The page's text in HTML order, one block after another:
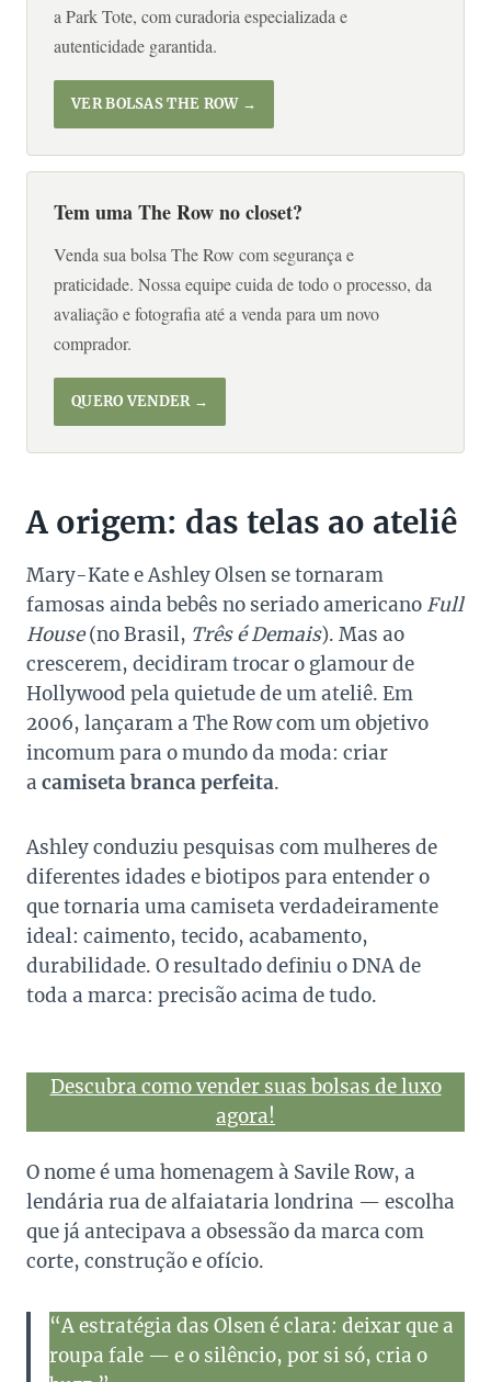
a Park Tote, com curadoria especializada e
autenticidade garantida.
VER BOLSAS THE ROW →
Tem uma The Row no closet?
Venda sua bolsa The Row com segurança e
praticidade. Nossa equipe cuida de todo o processo, da
avaliação e fotografia até a venda para um novo
comprador.
QUERO VENDER →
A origem: das telas ao ateliê
Mary-Kate e Ashley Olsen se tornaram
famosas ainda bebês no seriado americano Full
House(no Brasil, Três é Demais). Mas ao
crescerem, decidiram trocar o glamour de
Hollywood pela quietude de um ateliê. Em
2006, lançaram a The Row com um objetivo
incomum para o mundo da moda: criar
a camiseta branca perfeita.
Ashley conduziu pesquisas com mulheres de
diferentes idades e biotipos para entender o
que tornaria uma camiseta verdadeiramente
ideal: caimento, tecido, acabamento,
durabilidade. O resultado definiu o DNA de
toda a marca: precisão acima de tudo.
Descubra como vender suas bolsas de luxo
agora!
O nome é uma homenagem à Savile Row, a
lendária rua de alfaiataria londrina — escolha
que já antecipava a obsessão da marca com
corte, construção e ofício.
“A estratégia das Olsen é clara: deixar que a
roupa fale — e o silêncio, por si só, cria o